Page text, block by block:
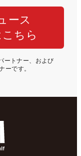
ース
ちら
ートナー、および
ーです。